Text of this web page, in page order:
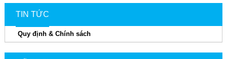
TIN TỨC
Quy định & Chính sách